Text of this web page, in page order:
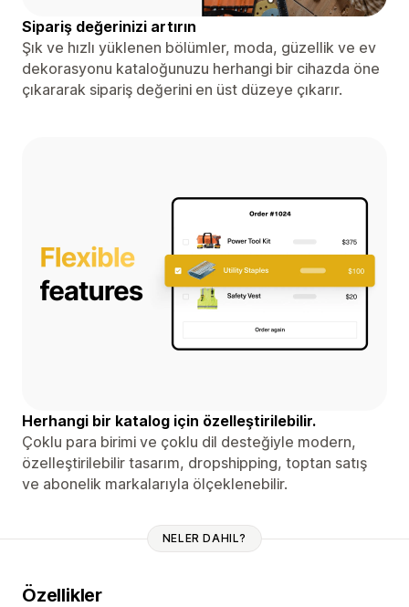
Sipariş değerinizi artırın
Şık ve hızlı yüklenen bölümler, moda, güzellik ve ev
dekorasyonu kataloğunuzu herhangi bir cihazda öne
çıkararak sipariş değerini en üst düzeye çıkarır.
Herhangi bir katalog için özelleştirilebilir.
Çoklu para birimi ve çoklu dil desteğiyle modern,
özelleştirilebilir tasarım, dropshipping, toptan satış
ve abonelik markalarıyla ölçeklenebilir.
NELER DAHIL?
Özellikler